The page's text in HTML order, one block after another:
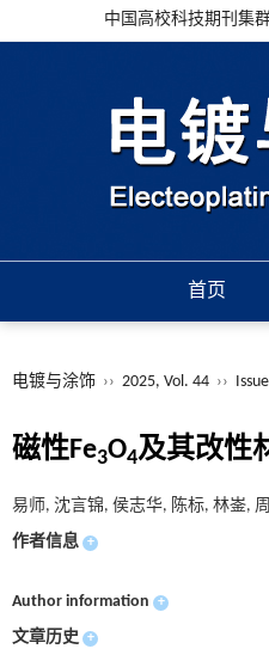
中国高校科技期刊集
首页
电镀与涂饰 ›› 2025, Vol. 44 ››
磁性Fe3O4及其改性
易师, 沈言锦, 侯志华, 陈标, 林崟,
作者信息 +
Author information +
文章历史 +